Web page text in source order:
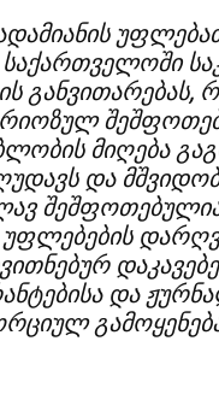
საქართველოში
განვითარებას,
მიღება
და
უფლებების
და